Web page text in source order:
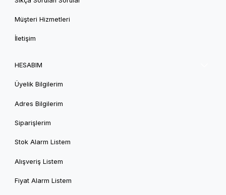
Müşteri Hizmetleri
İletişim
HESABIM
Üyelik Bilgilerim
Adres Bilgilerim
Siparişlerim
Stok Alarm Listem
Alışveriş Listem
Fiyat Alarm Listem